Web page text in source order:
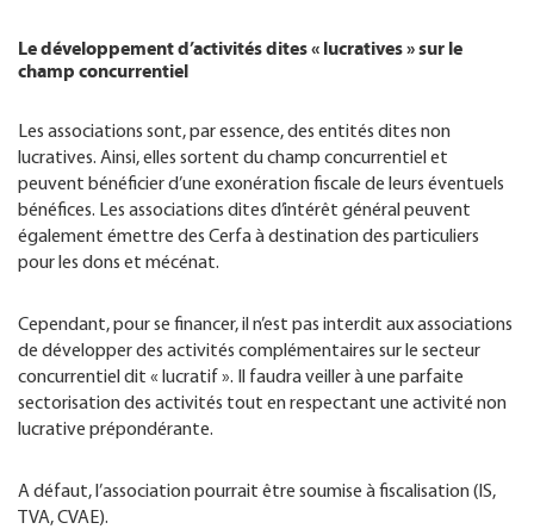
Le développement d’activités dites « lucratives » sur le
champ concurrentiel
Les associations sont, par essence, des entités dites non
lucratives. Ainsi, elles sortent du champ concurrentiel et
peuvent bénéficier d’une exonération fiscale de leurs éventuels
bénéfices. Les associations dites d’intérêt général peuvent
également émettre des Cerfa à destination des particuliers
pour les dons et mécénat.
Cependant, pour se financer, il n’est pas interdit aux associations
de développer des activités complémentaires sur le secteur
concurrentiel dit « lucratif ». Il faudra veiller à une parfaite
sectorisation des activités tout en respectant une activité non
lucrative prépondérante.
A défaut, l’association pourrait être soumise à fiscalisation (IS,
TVA, CVAE).